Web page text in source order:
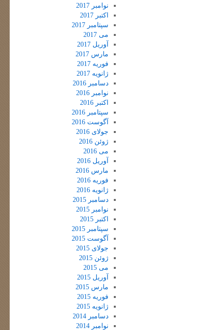
نوامبر 2017
اکتبر 2017
سپتامبر 2017
می 2017
آوریل 2017
مارس 2017
فوریه 2017
ژانویه 2017
دسامبر 2016
نوامبر 2016
اکتبر 2016
سپتامبر 2016
آگوست 2016
جولای 2016
ژوئن 2016
می 2016
آوریل 2016
مارس 2016
فوریه 2016
ژانویه 2016
دسامبر 2015
نوامبر 2015
اکتبر 2015
سپتامبر 2015
آگوست 2015
جولای 2015
ژوئن 2015
می 2015
آوریل 2015
مارس 2015
فوریه 2015
ژانویه 2015
دسامبر 2014
نوامبر 2014